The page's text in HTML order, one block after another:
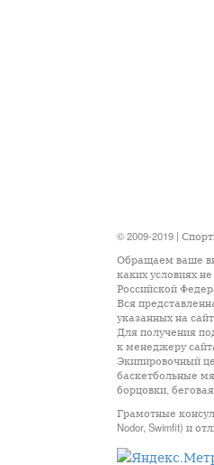
© 2009-2019 |
Обращаем ваше
каких условиях
Российской
Вся
указанных на
Для получения
к менеджеру
Экипировочный
баскетбольные
борцовки,
Грамотные
Nodor, Swimfit) и